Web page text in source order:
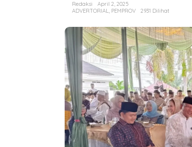
G
l
a
r
H
a
l
a
l
B
i
h
a
l
a
Redaksi
April 2, 2025
ADVERTORIAL, PEMPROV 2931 Dilihat